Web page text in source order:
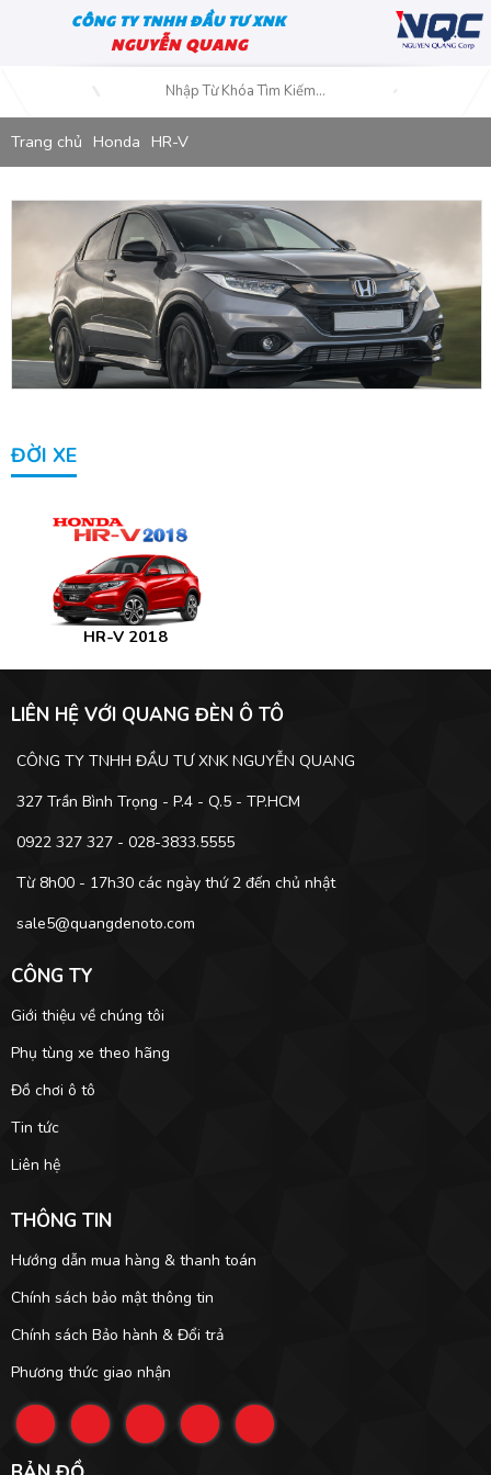
CÔNG TY TNHH ĐẦU TƯ XNK
NGUYỄN QUANG
Trang chủ Honda HR-V
ĐỜI XE
HR-V 2018
LIÊN HỆ VỚI QUANG ĐÈN Ô TÔ
CÔNG TY TNHH ĐẦU TƯ XNK NGUYỄN QUANG
327 Trần Bình Trọng - P.4 - Q.5 - TP.HCM
0922 327 327 - 028-3833.5555
Từ 8h00 - 17h30 các ngày thứ 2 đến chủ nhật
sale5@quangdenoto.com
CÔNG TY
Giới thiệu về chúng tôi
Phụ tùng xe theo hãng
Đồ chơi ô tô
Tin tức
Liên hệ
THÔNG TIN
Hướng dẫn mua hàng & thanh toán
Chính sách bảo mật thông tin
Chính sách Bảo hành & Đổi trả
Phương thức giao nhận